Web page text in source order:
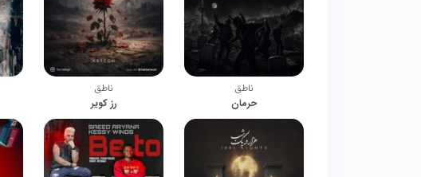
ناطق
حرمان
ناطق
رز کویر